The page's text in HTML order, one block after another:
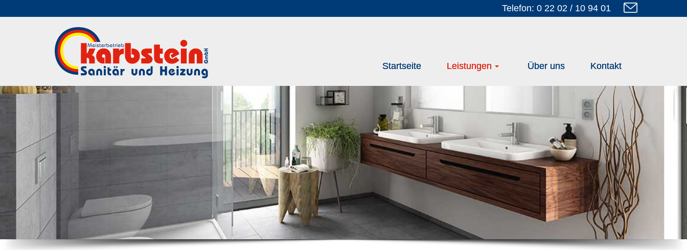
Telefon: 0 22 02 / 10 94 01
Startseite Leistungen Über uns Kontakt